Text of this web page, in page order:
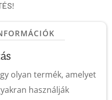
olyan termék, amelyet
használják